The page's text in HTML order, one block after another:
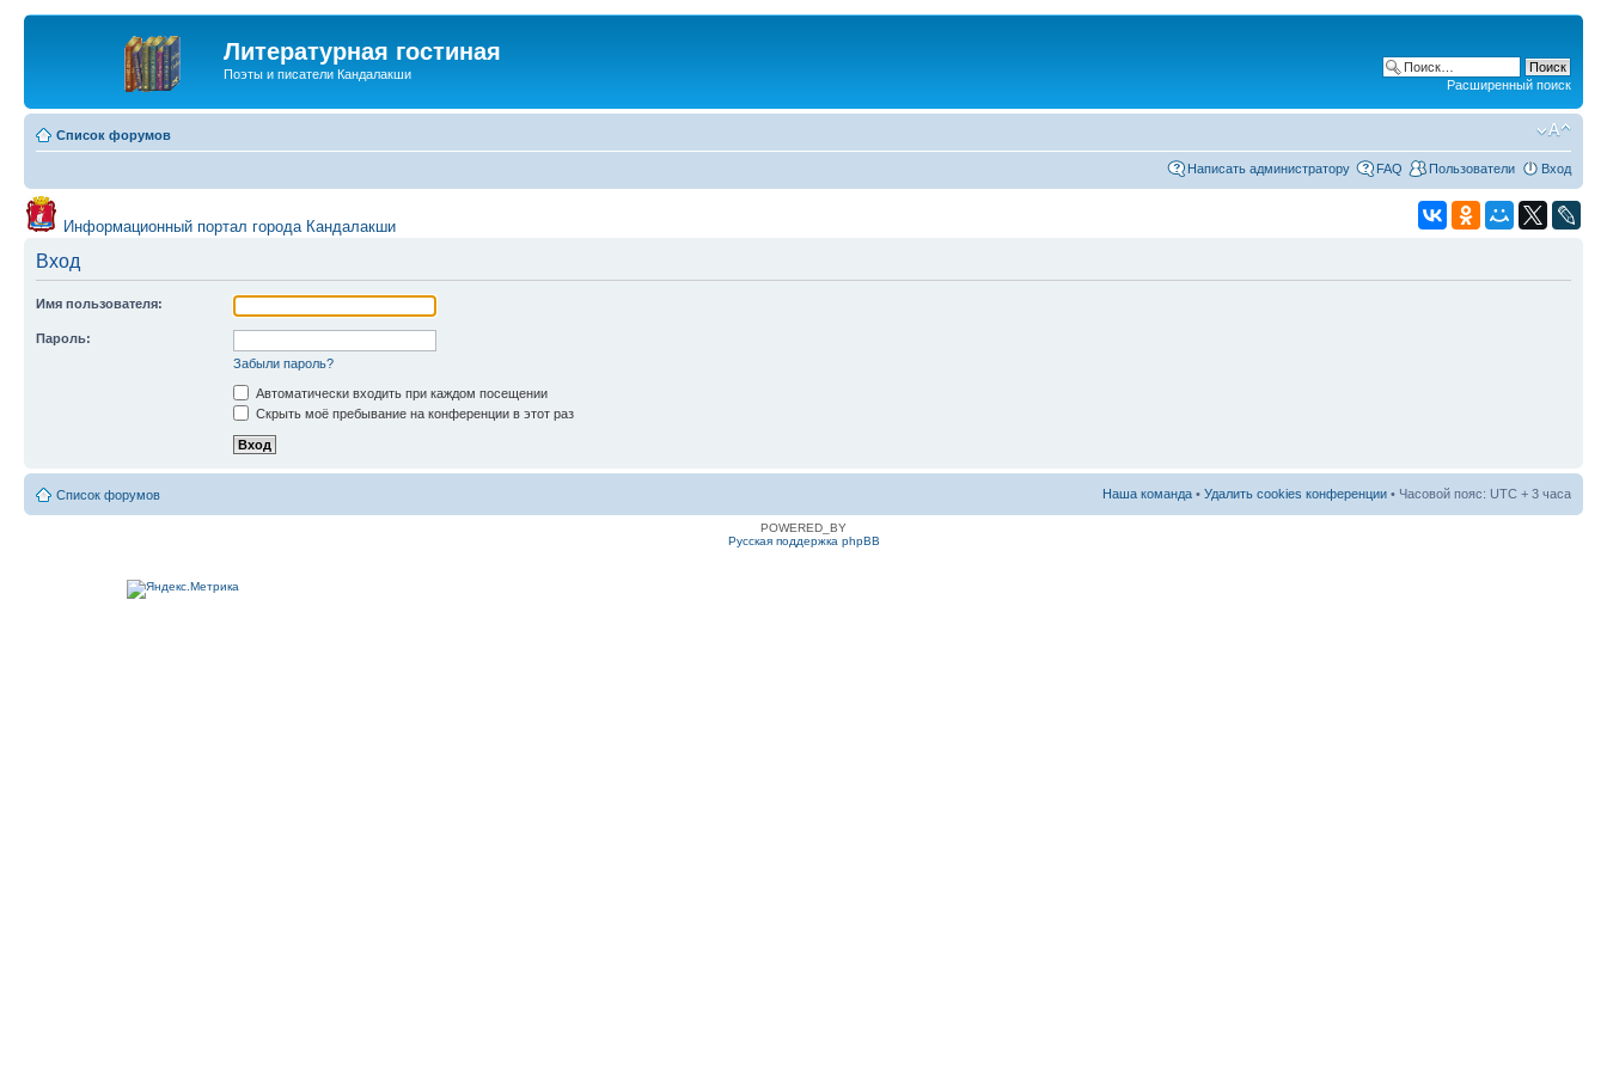
Литературная гостиная
Поэты и писатели Кандалакши
Расширенный поиск
Список форумов
Написать администратору FAQ Пользователи Вход
Информационный портал города Кандалакши
Вход
Имя пользователя:
Пароль:
Забыли пароль?
Автоматически входить при каждом посещении
Скрыть моё пребывание на конференции в этот раз
Список форумов Наша команда • Удалить cookies конференции • Часовой пояс: UTC + 3 часа
POWERED_BY
Русская поддержка phpBB